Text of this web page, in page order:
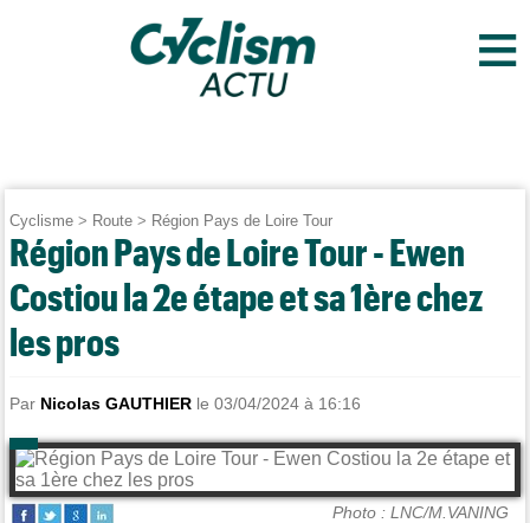
≡
Cyclisme > Route > Région Pays de Loire Tour
Région Pays de Loire Tour - Ewen
Costiou la 2e étape et sa 1ère chez
les pros
Par Nicolas GAUTHIER le 03/04/2024 à 16:16
Photo : LNC/M.VANING